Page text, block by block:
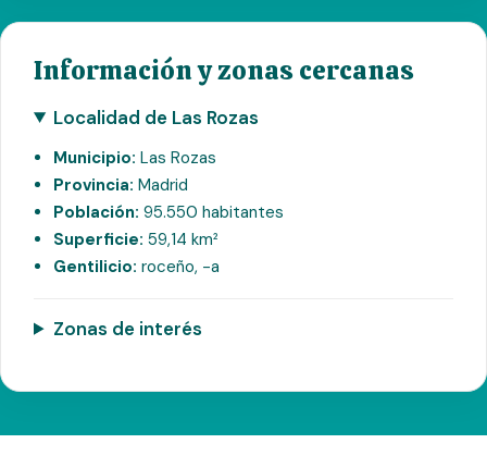
Información y zonas cercanas
Localidad de Las Rozas
Municipio: Las Rozas
Provincia: Madrid
Población: 95.550 habitantes
Superficie: 59,14 km²
Gentilicio: roceño, -a
Zonas de interés